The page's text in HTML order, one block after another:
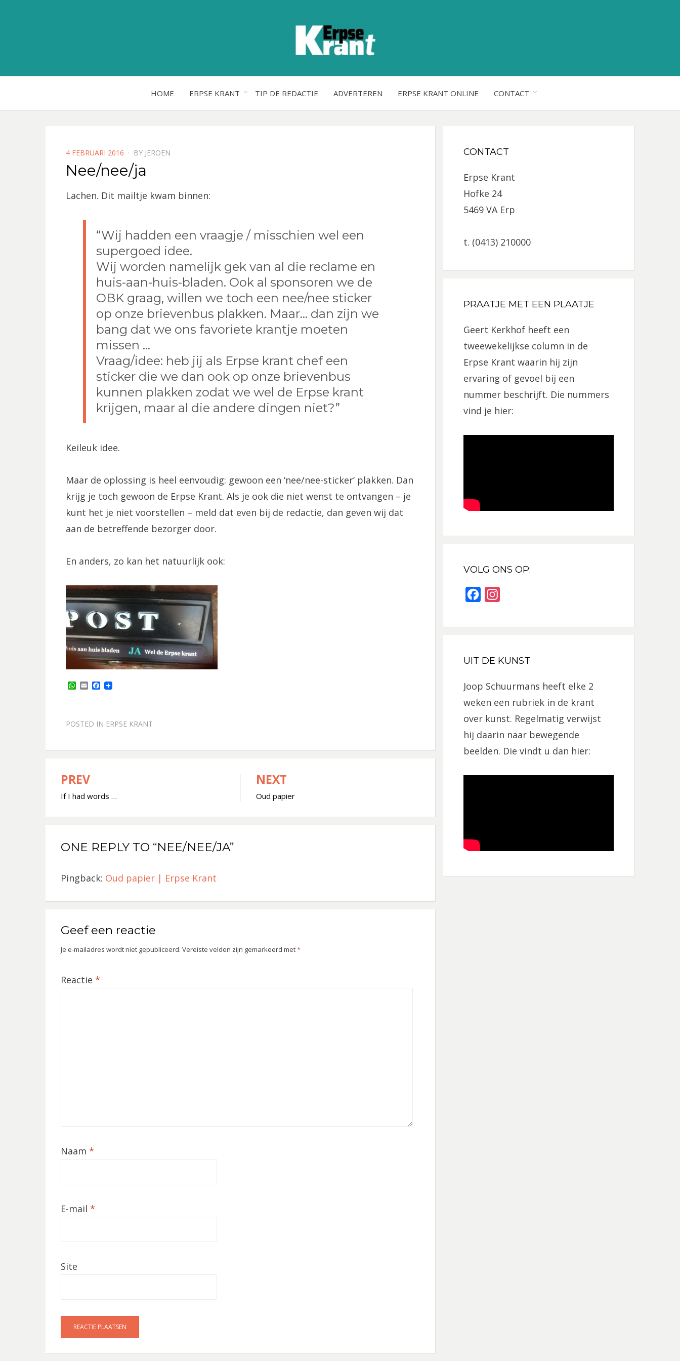
HOME ERPSE KRANT TIP DE REDACTIE ADVERTEREN ERPSE KRANT ONLINE CONTACT
POSTED
ON
4 FEBRUARI 2016 BY JEROEN
Nee/nee/ja
Lachen. Dit mailtje kwam binnen:
“Wij hadden een vraagje / misschien wel een
supergoed idee.
Wij worden namelijk gek van al die reclame en
huis-aan-huis-bladen. Ook al sponsoren we de
OBK graag, willen we toch een nee/nee sticker
op onze brievenbus plakken. Maar… dan zijn we
bang dat we ons favoriete krantje moeten
missen …
Vraag/idee: heb jij als Erpse krant chef een
sticker die we dan ook op onze brievenbus
kunnen plakken zodat we wel de Erpse krant
krijgen, maar al die andere dingen niet?”
Keileuk idee.
Maar de oplossing is heel eenvoudig: gewoon een ‘nee/nee-sticker’ plakken. Dan
krijg je toch gewoon de Erpse Krant. Als je ook die niet wenst te ontvangen – je
kunt het je niet voorstellen – meld dat even bij de redactie, dan geven wij dat
aan de betreffende bezorger door.
En anders, zo kan het natuurlijk ook:
W
A
E F
o
POSTED IN ERPSE KRANT
Bericht
navigatie
PREV
If I had words …
NEXT
Oud papier
ONE REPLY TO “NEE/NEE/JA”
Pingback: Oud papier | Erpse Krant
Geef een reactie
Je e-mailadres wordt niet gepubliceerd. Vereiste velden zijn gemarkeerd met*
Reactie *
Naam *
E-mail *
Site
CONTACT
Erpse Krant
Hofke 24
5469 VA Erp
t. (0413) 210000
PRAATJE MET EEN PLAATJE
Geert Kerkhof heeft een
tweewekelijkse column in de
Erpse Krant waarin hij zijn
ervaring of gevoel bij een
nummer beschrijft. Die nummers
vind je hier:
VOLG ONS OP:
c
b
o
k
s
a
r
a
m
UIT DE KUNST
Joop Schuurmans heeft elke 2
weken een rubriek in de krant
over kunst. Regelmatig verwijst
hij daarin naar bewegende
beelden. Die vindt u dan hier: